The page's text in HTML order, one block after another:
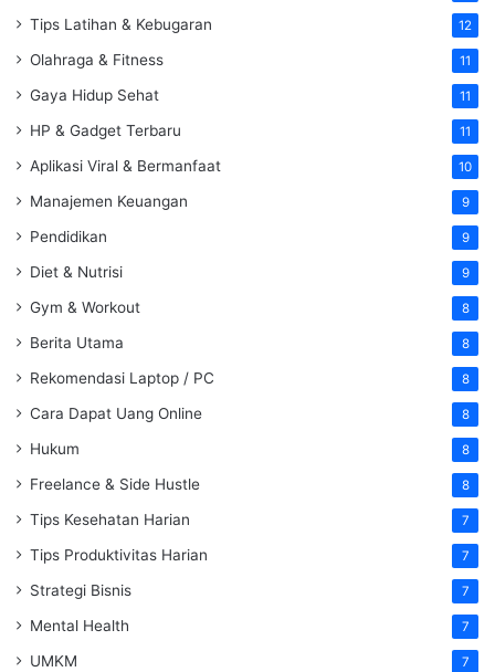
Tips Latihan & Kebugaran 12
Olahraga & Fitness 11
Gaya Hidup Sehat 11
HP & Gadget Terbaru 11
Aplikasi Viral & Bermanfaat 10
Manajemen Keuangan 9
Pendidikan 9
Diet & Nutrisi 9
Gym & Workout 8
Berita Utama 8
Rekomendasi Laptop / PC 8
Cara Dapat Uang Online 8
Hukum 8
Freelance & Side Hustle 8
Tips Kesehatan Harian 7
Tips Produktivitas Harian 7
Strategi Bisnis 7
Mental Health 7
UMKM 7